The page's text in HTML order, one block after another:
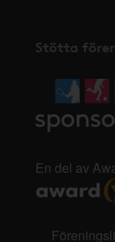
Stötta
En del av